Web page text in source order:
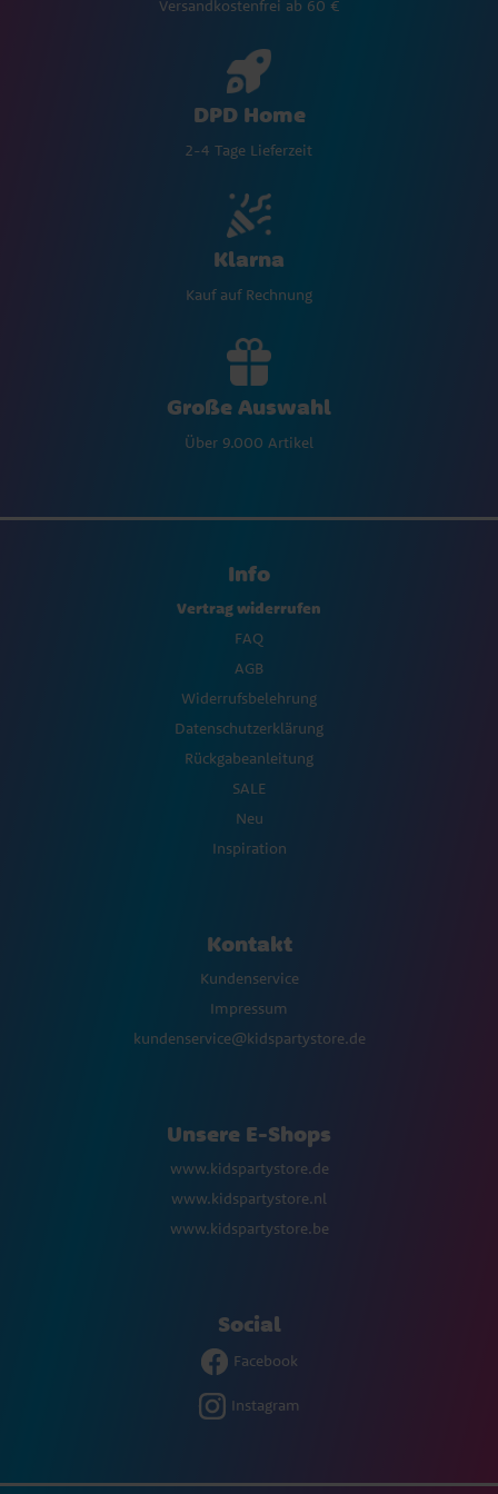
Versandkostenfrei ab 60 €
DPD Home
2-4 Tage Lieferzeit
Klarna
Kauf auf Rechnung
Große Auswahl
Über 9.000 Artikel
Info
Vertrag widerrufen
FAQ
AGB
Widerrufsbelehrung
Datenschutzerklärung
Rückgabeanleitung
SALE
Neu
Inspiration
Kontakt
Kundenservice
Impressum
kundenservice@kidspartystore.de
Unsere E-Shops
www.kidspartystore.de
www.kidspartystore.nl
www.kidspartystore.be
Social
Facebook
Instagram